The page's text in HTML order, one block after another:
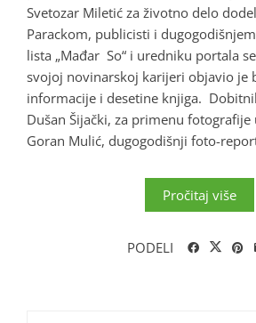
Svetozar Miletić za životno delo
Parackom, publicisti i
lista „Mađar So“ i uredniku portala
svojoj novinarskoj karijeri objavio je
informacije i desetine knjiga.
Dušan Šijački, za primenu
Goran Mulić, dugogodišnji foto-
Pročitaj više
PODELI